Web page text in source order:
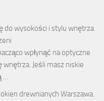
do wysokości i stylu wnętrza
wpłynąć na optyczne
Jeśli masz niskie
…
drewnianych Warszawa.